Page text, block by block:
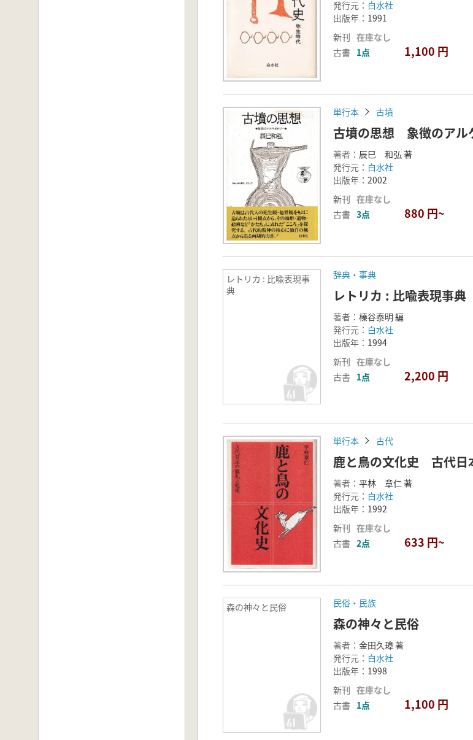
発行元： 白水社
出版年： 1991
新刊 在庫なし
古書 1点 1,100 円
単行本 古墳
古墳の思想 象徴のアル
著者： 辰巳 和弘 著
発行元： 白水社
出版年： 2002
新刊 在庫なし
古書 3点 880 円~
レトリカ : 比喩表現事
典
辞典・事典
レトリカ : 比喩表現事典
著者： 榛谷泰明 編
発行元： 白水社
出版年： 1994
新刊 在庫なし
古書 1点 2,200 円
単行本 古代
鹿と鳥の文化史 古代日
著者： 平林 章仁 著
発行元： 白水社
出版年： 1992
新刊 在庫なし
古書 2点 633 円~
森の神々と民俗 民俗・民族
森の神々と民俗
著者： 金田久璋 著
発行元： 白水社
出版年： 1998
新刊 在庫なし
古書 1点 1,100 円